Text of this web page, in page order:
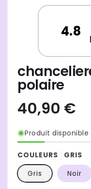
4.8
polaire
Produit disponible
COULEURS
GRIS
Gris
Noir